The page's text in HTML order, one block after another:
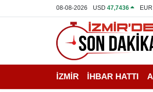
08-08-2026 USD47,7436 EUR
İZMİR İHBAR HATTI
İHBAR HATTI
DEPREM
İzmir Nöbetçi Eczaneler
İzmir Hava Durumu
İzmir Namaz Vakitleri